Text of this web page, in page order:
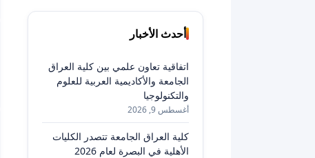
أحدث الأخبار
اتفاقية تعاون علمي بين كلية العراق
الجامعة والأكاديمية العربية للعلوم
والتكنولوجيا
أغسطس 9, 2026
كلية العراق الجامعة تتصدر الكليات
الأهلية في البصرة لعام 2026